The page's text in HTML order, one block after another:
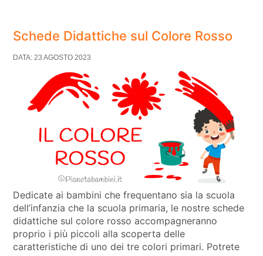
Schede Didattiche sul Colore Rosso
DATA: 23 AGOSTO 2023
Dedicate ai bambini che frequentano sia la scuola
dell’infanzia che la scuola primaria, le nostre schede
didattiche sul colore rosso accompagneranno
proprio i più piccoli alla scoperta delle
caratteristiche di uno dei tre colori primari. Potrete